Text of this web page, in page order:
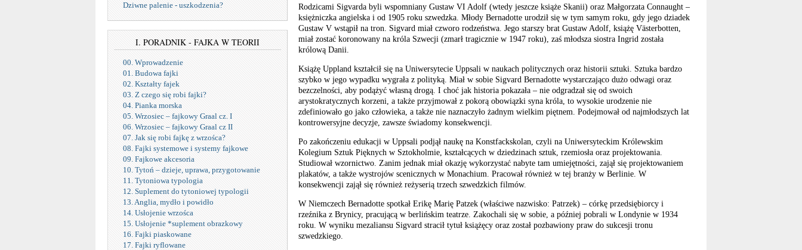
Dziwne palenie - uszkodzenia?
I. PORADNIK - FAJKA W TEORII
00. Wprowadzenie
01. Budowa fajki
02. Kształty fajek
03. Z czego się robi fajki?
04. Pianka morska
05. Wrzosiec – fajkowy Graal cz. I
06. Wrzosiec – fajkowy Graal cz II
07. Jak się robi fajkę z wrzośca?
08. Fajki systemowe i systemy fajkowe
09. Fajkowe akcesoria
10. Tytoń – dzieje, uprawa, przygotowanie
11. Tytoniowa typologia
12. Suplement do tytoniowej typologii
13. Anglia, mydło i powidło
14. Usłojenie wrzośca
15. Usłojenie *suplement obrazkowy
16. Fajki piaskowane
17. Fajki ryflowane
Rodzicami Sigvarda byli wspomniany Gustaw VI Adolf (wtedy jeszcze książe Skanii) oraz Małgorzata Connaught –
księżniczka angielska i od 1905 roku szwedzka. Młody Bernadotte urodził się w tym samym roku, gdy jego dziadek
Gustaw V wstąpił na tron. Sigvard miał czworo rodzeństwa. Jego starszy brat Gustaw Adolf, książę Västerbotten,
miał zostać koronowany na króla Szwecji (zmarł tragicznie w 1947 roku), zaś młodsza siostra Ingrid została
królową Danii.
Książę Uppland kształcił się na Uniwersytecie Uppsali w naukach politycznych oraz historii sztuki. Sztuka bardzo
szybko w jego wypadku wygrała z polityką. Miał w sobie Sigvard Bernadotte wystarczająco dużo odwagi oraz
bezczelności, aby podążyć własną drogą. I choć jak historia pokazała – nie odgradzał się od swoich
arystokratycznych korzeni, a także przyjmował z pokorą obowiązki syna króla, to wysokie urodzenie nie
zdefiniowało go jako człowieka, a także nie naznaczyło żadnym wielkim piętnem. Podejmował od najmłodszych lat
kontrowersyjne decyzje, zawsze świadomy konsekwencji.
Po zakończeniu edukacji w Uppsali podjął naukę na Konstfackskolan, czyli na Uniwersyteckim Królewskim
Kolegium Sztuk Pięknych w Sztokholmie, kształcących w dziedzinach sztuk, rzemiosła oraz projektowania.
Studiował wzornictwo. Zanim jednak miał okazję wykorzystać nabyte tam umiejętności, zajął się projektowaniem
plakatów, a także wystrojów scenicznych w Monachium. Pracował również w tej branży w Berlinie. W
konsekwencji zajął się również reżyserią trzech szwedzkich filmów.
W Niemczech Bernadotte spotkał Erikę Marię Patzek (właściwe nazwisko: Patrzek) – córkę przedsiębiorcy i
rzeźnika z Brynicy, pracującą w berlińskim teatrze. Zakochali się w sobie, a później pobrali w Londynie w 1934
roku. W wyniku mezaliansu Sigvard stracił tytuł książęcy oraz został pozbawiony praw do sukcesji tronu
szwedzkiego.